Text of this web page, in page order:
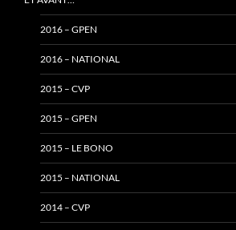
2016 – GPEN
2016 – NATIONAL
2015 – CVP
2015 – GPEN
2015 – LE BONO
2015 – NATIONAL
2014 – CVP